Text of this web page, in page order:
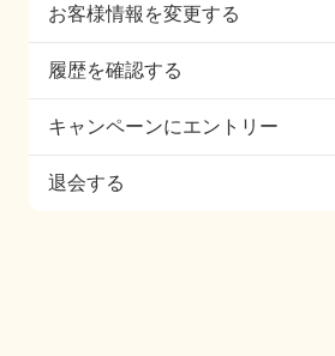
お客様情報を変更する
履歴を確認する
キャンペーンにエントリー
退会する